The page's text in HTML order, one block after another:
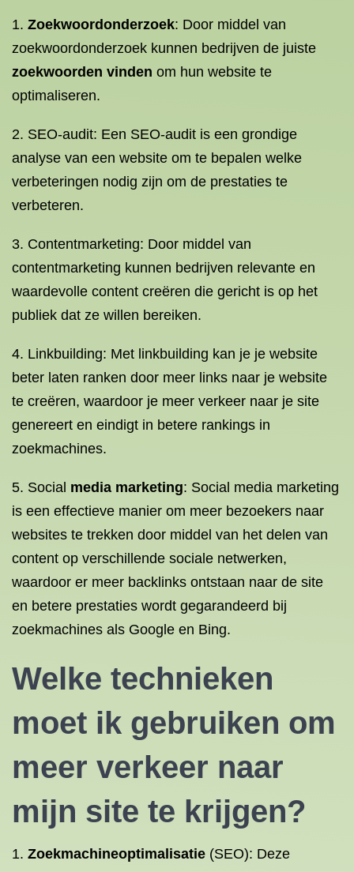
1. Zoekwoordonderzoek: Door middel van
zoekwoordonderzoek kunnen bedrijven de juiste
zoekwoorden vinden om hun website te
optimaliseren.
2. SEO-audit: Een SEO-audit is een grondige
analyse van een website om te bepalen welke
verbeteringen nodig zijn om de prestaties te
verbeteren.
3. Contentmarketing: Door middel van
contentmarketing kunnen bedrijven relevante en
waardevolle content creëren die gericht is op het
publiek dat ze willen bereiken.
4. Linkbuilding: Met linkbuilding kan je je website
beter laten ranken door meer links naar je website
te creëren, waardoor je meer verkeer naar je site
genereert en eindigt in betere rankings in
zoekmachines.
5. Social media marketing: Social media marketing
is een effectieve manier om meer bezoekers naar
websites te trekken door middel van het delen van
content op verschillende sociale netwerken,
waardoor er meer backlinks ontstaan naar de site
en betere prestaties wordt gegarandeerd bij
zoekmachines als Google en Bing.
Welke technieken
moet ik gebruiken om
meer verkeer naar
mijn site te krijgen?
1. Zoekmachineoptimalisatie (SEO): Deze